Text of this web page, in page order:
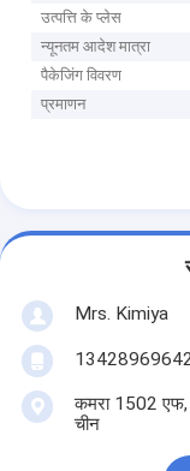
उत्पत्ति के प्लेस
न्यूनतम आदेश मात्रा
पैकेजिंग विवरण
प्रमाणन
Mrs. Kimiya
कमरा 1502 एफ,
चीन